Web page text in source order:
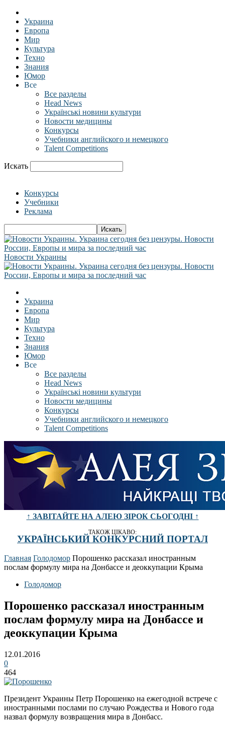
Украина
Европа
Мир
Культура
Техно
Знания
Юмор
Все
Все разделы
Head News
Українські новини культури
Новости медицины
Конкурсы
Учебники английского и немецкого
Talent Competitions
Искать
Конкурсы
Учебники
Реклама
Новости Украины
Украина
Европа
Мир
Культура
Техно
Знания
Юмор
Все
Все разделы
Head News
Українські новини культури
Новости медицины
Конкурсы
Учебники английского и немецкого
Talent Competitions
↑ ЗАВІТАЙТЕ НА АЛЕЮ ЗІРОК СЬОГОДНІ ↑
ТАКОЖ ЦІКАВО:
УКРАЇНСЬКИЙ КОНКУРСНИЙ ПОРТАЛ
Главная Голодомор Порошенко рассказал иностранным
послам формулу мира на Донбассе и деоккупации Крыма
Голодомор
Порошенко рассказал иностранным
послам формулу мира на Донбассе и
деоккупации Крыма
12.01.2016
0
464
Президент Украины Петр Порошенко на ежегодной встрече с
иностранными послами по случаю Рождества и Нового года
назвал формулу возвращения мира в Донбасс.